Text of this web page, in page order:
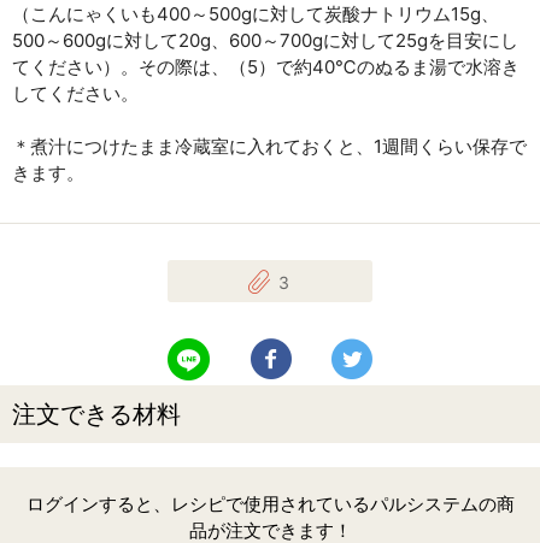
（こんにゃくいも400～500gに対して炭酸ナトリウム15g、
500～600gに対して20g、600～700gに対して25gを目安にし
てください）。その際は、（5）で約40℃のぬるま湯で水溶き
してください。
＊煮汁につけたまま冷蔵室に入れておくと、1週間くらい保存で
きます。
3
LINEで送る Facebookでシェアする
注文できる材料
ログインすると、レシピで使用されているパルシステムの商
品が注文できます！